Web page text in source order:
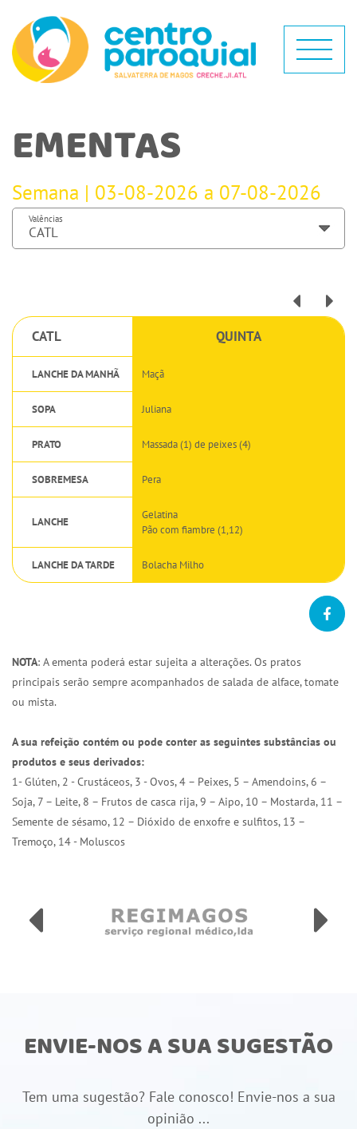
EMENTAS
Semana | 03-08-2026 a 07-08-2026
Valências
CATL QUINTA
LANCHE DA MANHÃ Maçã
SOPA Juliana
PRATO Massada (1) de peixes (4)
SOBREMESA Pera
LANCHE
Gelatina
Pão com fiambre (1,12)
LANCHE DA TARDE Bolacha Milho
NOTA: A ementa poderá estar sujeita a alterações. Os pratos
principais serão sempre acompanhados de salada de alface, tomate
ou mista.
A sua refeição contém ou pode conter as seguintes substâncias ou
produtos e seus derivados:
1- Glúten, 2 - Crustáceos, 3 - Ovos, 4 – Peixes, 5 – Amendoins, 6 –
Soja, 7 – Leite, 8 – Frutos de casca rija, 9 – Aipo, 10 – Mostarda, 11 –
Semente de sésamo, 12 – Dióxido de enxofre e sulfitos, 13 –
Tremoço, 14 - Moluscos
ENVIE-NOS A SUA SUGESTÃO
Tem uma sugestão? Fale conosco! Envie-nos a sua
opinião ...